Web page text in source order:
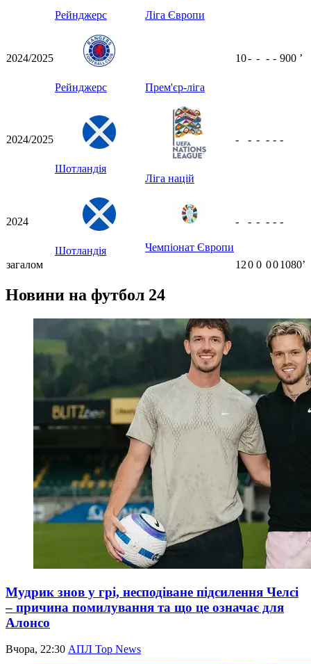
Рейнджерс Ліга Європи
2024/2025
Рейнджерс Прем'єр-ліга
10- - - - 900 ʼ
2024/2025
Шотландія
Ліга націй
- - - - - -
2024
Шотландія Чемпіонат Європи
- - - - - -
загалом 120 0 001080ʼ
Новини на футбол 24
Мудрик знов у грі, несподіване підсилення Челсі
– причина помилування та що це означає для
Алонсо
Вчора, 22:30 АПЛ Top News